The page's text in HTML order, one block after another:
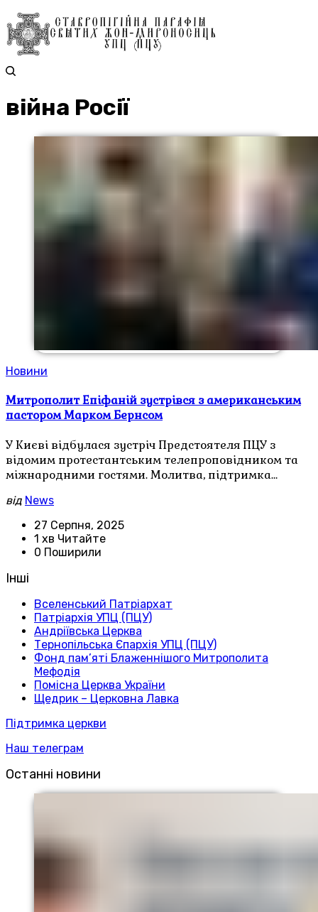
війна Росії
Новини
Митрополит Епіфаній зустрівся з американським
пастором Марком Бернсом
У Києві відбулася зустріч Предстоятеля ПЦУ з
відомим протестантським телепроповідником та
міжнародними гостями. Молитва, підтримка…
від News
27 Серпня, 2025
1 хв Читайте
0 Поширили
Інші
Вселенський Патріархат
Патріархія УПЦ (ПЦУ)
Андріївська Церква
Тернопільська Єпархія УПЦ (ПЦУ)
Фонд пам’яті Блаженнішого Митрополита
Мефодія
Помісна Церква України
Щедрик – Церковна Лавка
Підтримка церкви
Наш телеграм
Останні новини